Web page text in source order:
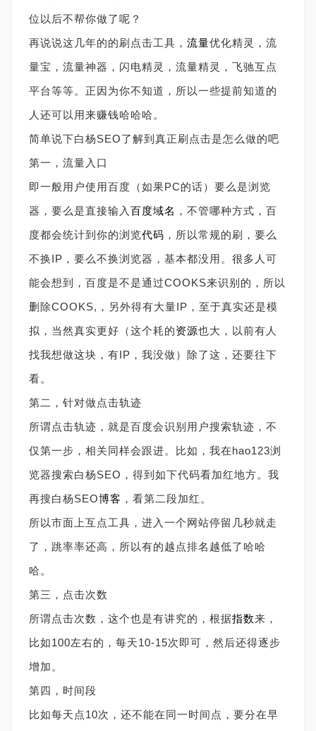
位以后不帮你做了呢？
再说说这几年的的刷点击工具， 流量优化精灵，流
量宝，流量神器，闪电精灵，流量精灵，飞驰互点
平台等等。正因为你不知道，所以一些提前知道的
人还可以用来赚钱哈哈哈。
简单说下白杨SEO了解到真正刷点击是怎么做的吧
第一，流量入口
即一般用户使用百度（如果PC的话）要么是浏览
器，要么是直接输入 百度域名 ，不管哪种方式，百
度都会统计到你的浏览代码 ，所以常规的刷，要么
不换IP，要么不换浏览器，基本都没用。很多人可
能会想到，百度是不是通过COOKS来识别的，所以
删除COOKS,，另外得有大量IP，至于真实还是模
拟，当然真实更好（这个耗的资源也大，以前有人
找我想做这块，有IP，我没做）除了这，还要往下
看。
第二，针对做点击轨迹
所谓点击轨迹，就是百度会识别用户搜索轨迹，不
仅第一步，相关同样会跟进。比如，我在hao123浏
览器搜索白杨SEO，得到如下代码看加红地方。我
再搜白杨SEO博客 ，看第二段加红。
所以市面上互点工具，进入一个网站停留几秒就走
了，跳率率还高，所以有的越点排名越低了哈哈
哈。
第三，点击次数
所谓点击次数，这个也是有讲究的，根据指数来，
比如100左右的，每天10-15次即可，然后还得逐步
增加。
第四，时间段
比如每天点10次，还不能在同一时间点，要分在早